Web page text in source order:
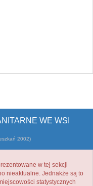
WE WSI
2002)
w tej sekcji
nieaktualne. Jednakże są to
statystycznych